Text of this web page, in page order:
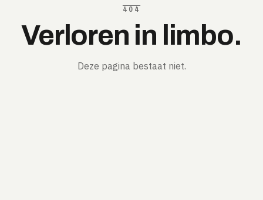
404
Verloren in limbo.
Deze pagina bestaat niet.